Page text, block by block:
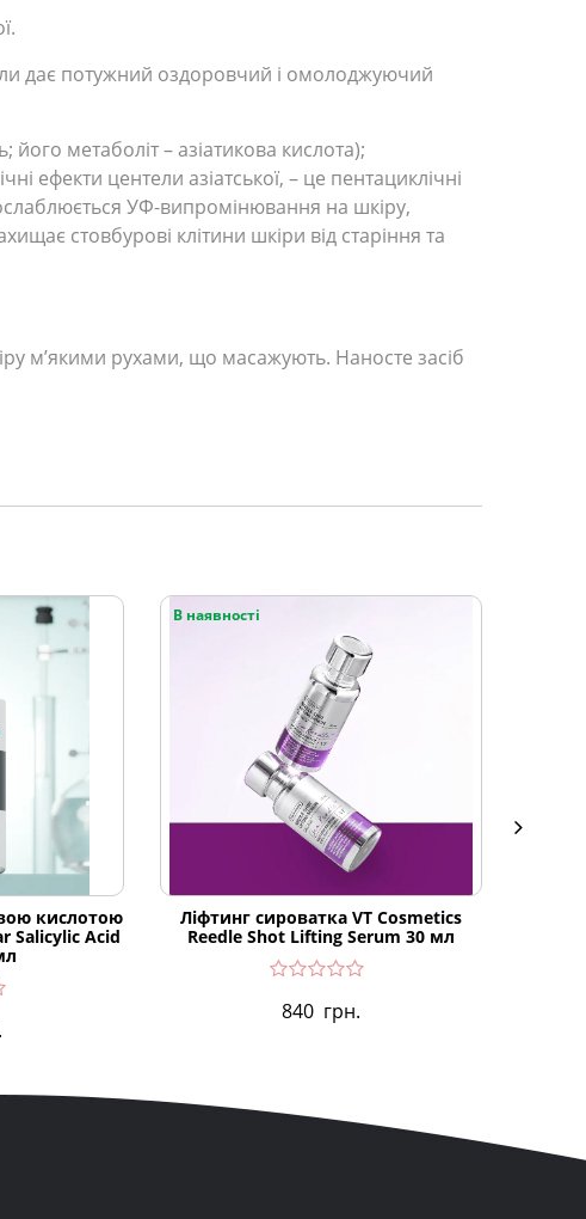
дає потужний оздоровчий і омолоджуючий
його метаболіт – азіатикова кислота);
ефекти центели азіатської, – це пентациклічні
УФ-випромінювання на шкіру,
стовбурові клітини шкіри від старіння та
м’якими рухами, що масажують. Наносте засіб
кислотою
Salicylic Acid
В наявності
Ліфтинг сироватка VT Cosmetics
Reedle Shot Lifting Serum 30 мл
840 грн.